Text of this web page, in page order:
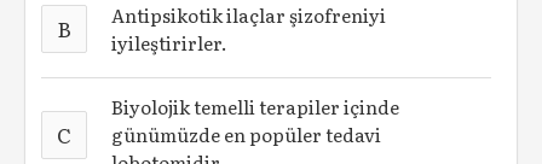
B
Antipsikotik ilaçlar şizofreniyi
iyileştirirler.
C
Biyolojik temelli terapiler içinde
günümüzde en popüler tedavi